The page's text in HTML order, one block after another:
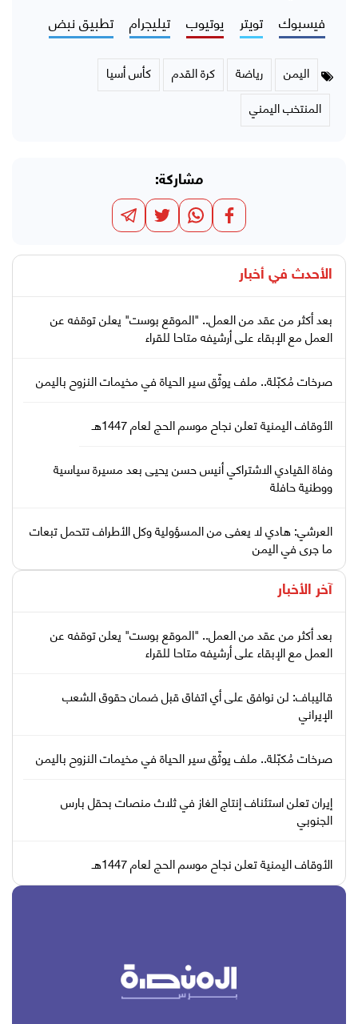
فيسبوك تويتر يوتيوب تيليجرام تطبيق نبض
اليمن رياضة كرة القدم
كأس أسيا
المنتخب اليمني
مشاركة:
الأحدث في أخبار
بعد أكثر من عقد من العمل.. "الموقع بوست" يعلن توقفه عن
العمل مع الإبقاء على أرشيفه متاحا للقراء
صرخات مُكبّلة.. ملف يوثّق سير الحياة في مخيمات النزوح باليمن
الأوقاف اليمنية تعلن نجاح موسم الحج لعام 1447هـ
وفاة القيادي الاشتراكي أنيس حسن يحيى بعد مسيرة سياسية
ووطنية حافلة
العرشي: هادي لا يعفى من المسؤولية وكل الأطراف تتحمل تبعات
ما جرى في اليمن
آخر الأخبار
بعد أكثر من عقد من العمل.. "الموقع بوست" يعلن توقفه عن
العمل مع الإبقاء على أرشيفه متاحا للقراء
قاليباف: لن نوافق على أي اتفاق قبل ضمان حقوق الشعب
الإيراني
صرخات مُكبّلة.. ملف يوثّق سير الحياة في مخيمات النزوح باليمن
إيران تعلن استئناف إنتاج الغاز في ثلاث منصات بحقل بارس
الجنوبي
الأوقاف اليمنية تعلن نجاح موسم الحج لعام 1447هـ